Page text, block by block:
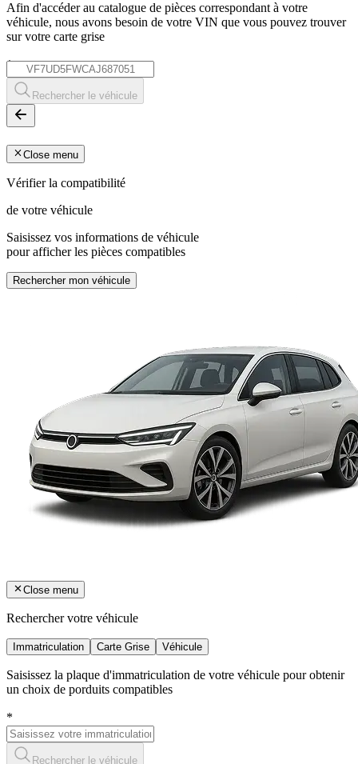
Afin d'accéder au catalogue de pièces correspondant à votre
véhicule, nous avons besoin de votre VIN que vous pouvez trouver
sur votre carte grise
*
Rechercher le véhicule
Close menu
Vérifier la compatibilité
de votre véhicule
Saisissez vos informations de véhicule
pour afficher les pièces compatibles
Rechercher mon véhicule
Close menu
Rechercher votre véhicule
Immatriculation Carte Grise Véhicule
Saisissez la plaque d'immatriculation de votre véhicule pour obtenir
un choix de porduits compatibles
*
Rechercher le véhicule